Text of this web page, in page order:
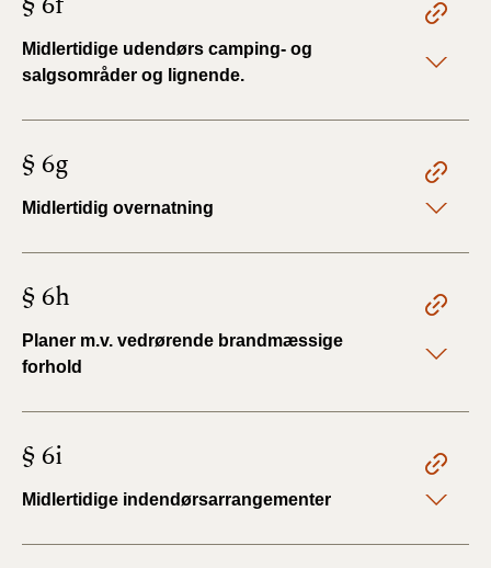
Midlertidige udendørs camping- og
salgsområder og lignende.
§ 6g
Midlertidig overnatning
§ 6h
Planer m.v. vedrørende brandmæssige
forhold
§ 6i
Midlertidige indendørsarrangementer